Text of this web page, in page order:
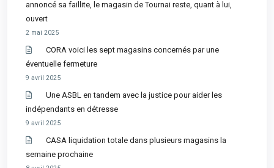
annoncé sa faillite, le magasin de Tournai reste, quant à lui,
ouvert
2 mai 2025
CORA voici les sept magasins concernés par une
éventuelle fermeture
9 avril 2025
Une ASBL en tandem avec la justice pour aider les
indépendants en détresse
9 avril 2025
CASA liquidation totale dans plusieurs magasins la
semaine prochaine